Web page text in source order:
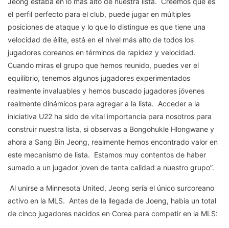
el perfil perfecto para el club, puede jugar en múltiples
posiciones de ataque y lo que lo distingue es que tiene una
velocidad de élite, está en el nivel más alto de todos los
jugadores coreanos en términos de rapidez y velocidad.
Cuando miras el grupo que hemos reunido, puedes ver el
equilibrio, tenemos algunos jugadores experimentados
realmente invaluables y hemos buscado jugadores jóvenes
realmente dinámicos para agregar a la lista. Acceder a la
iniciativa U22 ha sido de vital importancia para nosotros para
construir nuestra lista, si observas a Bongohukle Hlongwane y
ahora a Sang Bin Jeong, realmente hemos encontrado valor en
este mecanismo de lista. Estamos muy contentos de haber
sumado a un jugador joven de tanta calidad a nuestro grupo”.
Al unirse a Minnesota United, Jeong sería el único surcoreano
activo en la MLS. Antes de la llegada de Joeng, había un total
de cinco jugadores nacidos en Corea para competir en la MLS: